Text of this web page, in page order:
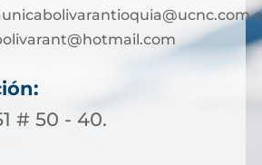
# 50 - 40.